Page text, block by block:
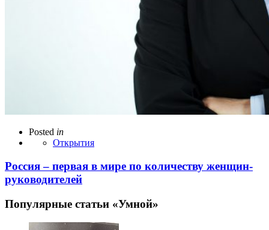
Posted in
Открытия
Россия – первая в мире по количеству женщин-
руководителей
Популярные статьи «Умной»